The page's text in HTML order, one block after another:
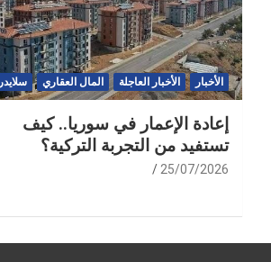
الأخبار الأخبار العاجلة المال العقاري سلايدر
إعادة الإعمار في سوريا.. كيف
تستفيد من التجربة التركية؟
25/07/2026